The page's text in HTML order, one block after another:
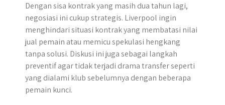
Dengan sisa kontrak yang masih dua tahun lagi,
negosiasi ini cukup strategis. Liverpool ingin
menghindari situasi kontrak yang membatasi nilai
jual pemain atau memicu spekulasi hengkang
tanpa solusi. Diskusi ini juga sebagai langkah
preventif agar tidak terjadi drama transfer seperti
yang dialami klub sebelumnya dengan beberapa
pemain kunci.